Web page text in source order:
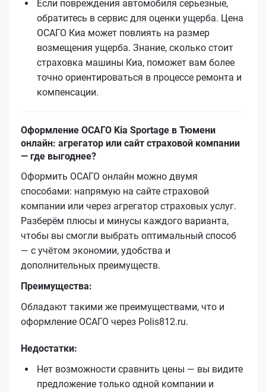
Если повреждения автомобиля серьезные,
обратитесь в сервис для оценки ущерба. Цена
ОСАГО Киа может повлиять на размер
возмещения ущерба. Знание, сколько стоит
страховка машины Киа, поможет вам более
точно ориентироваться в процессе ремонта и
компенсации.
Оформление ОСАГО Kia Sportage в Тюмени
онлайн: агрегатор или сайт страховой компании
— где выгоднее?
Оформить ОСАГО онлайн можно двумя
способами: напрямую на сайте страховой
компании или через агрегатор страховых услуг.
Разберём плюсы и минусы каждого варианта,
чтобы вы смогли выбрать оптимальный способ
— с учётом экономии, удобства и
дополнительных преимуществ.
Преимущества:
Обладают такими же преимуществами, что и
оформление ОСАГО через Polis812.ru.
Недостатки:
Нет возможности сравнить цены — вы видите
предложение только одной компании и